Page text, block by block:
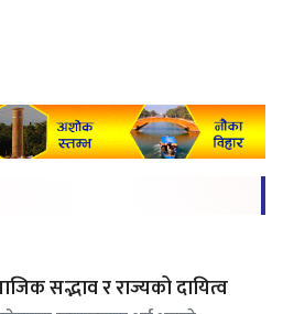
सद्भाव र राज्यको दायित्व